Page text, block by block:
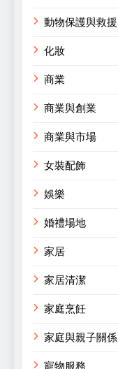
動物保護與救援
化妝
商業
商業與創業
商業與市場
女裝配飾
娛樂
婚禮場地
家居
家居清潔
家庭烹飪
家庭與親子關係